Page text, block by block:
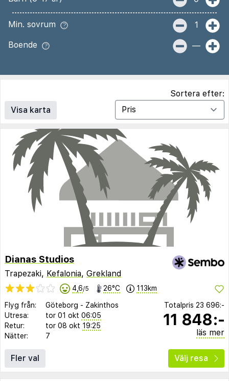
Min. sovrum 1
Boende —
Visa karta
Sortera efter:
Dianas Studios
Trapezaki, Kefalonia, Grekland
4,6/5 26°C 113km
Flyg från: Göteborg - Zakinthos
Utresa:
tor 01 okt 06:05
Retur:
tor 08 okt 19:25
Nätter:
7
Totalpris 23 696:-
11 848:-
läs mer
Fler val Välj resa